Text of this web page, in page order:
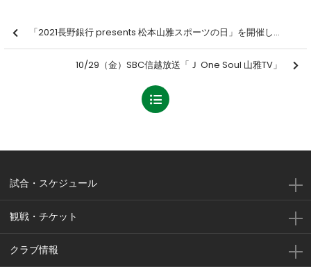
「2021長野銀行 presents 松本山雅スポーツの日」を開催しました【報告】
10/29（金）SBC信越放送「Ｊ One Soul 山雅TV」
試合・スケジュール
観戦・チケット
クラブ情報